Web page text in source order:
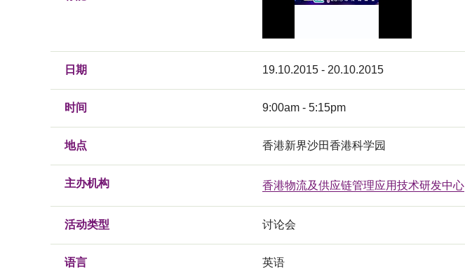
日期 19.10.2015 - 20.10.2015
时间 9:00am - 5:15pm
地点 香港新界沙田香港科学园
主办机构 香港物流及供应链管理应用技术研发中心
活动类型 讨论会
语言 英语